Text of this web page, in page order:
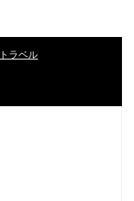
トラベル